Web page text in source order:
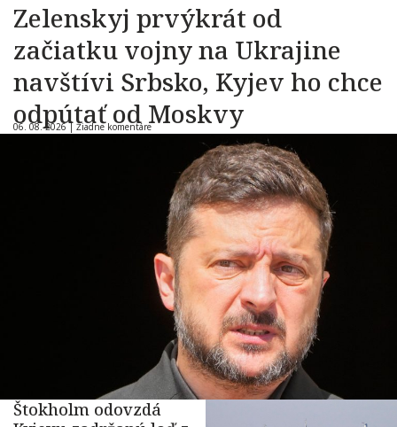
Zelenskyj prvýkrát od
začiatku vojny na Ukrajine
navštívi Srbsko, Kyjev ho chce
odpútať od Moskvy
06. 08. 2026 | Žiadne komentáre
Štokholm odovzdá